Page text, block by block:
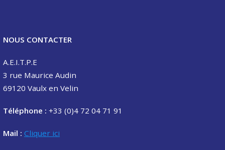
NOUS CONTACTER
A.E.I.T.P.E
3 rue Maurice Audin
69120 Vaulx en Velin
Téléphone : +33 (0)4 72 04 71 91
Mail : Cliquer ici